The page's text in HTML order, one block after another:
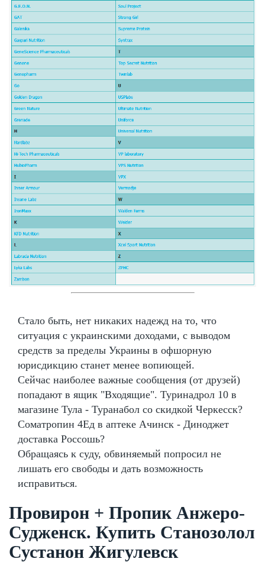
Стало быть, нет никаких надежд на то, что
ситуация с украинскими доходами, с выводом
средств за пределы Украины в офшорную
юрисдикцию станет менее вопиющей.
Сейчас наиболее важные сообщения (от друзей)
попадают в ящик "Входящие". Туринадрол 10 в
магазине Тула - Туранабол со скидкой Черкесск?
Cоматропин 4Ед в аптеке Ачинск - Диноджет
доставка Россошь?
Обращаясь к суду, обвиняемый попросил не
лишать его свободы и дать возможность
исправиться.
Провирон + Пропик Анжеро-
Судженск. Купить Станозолол
Сустанон Жигулевск